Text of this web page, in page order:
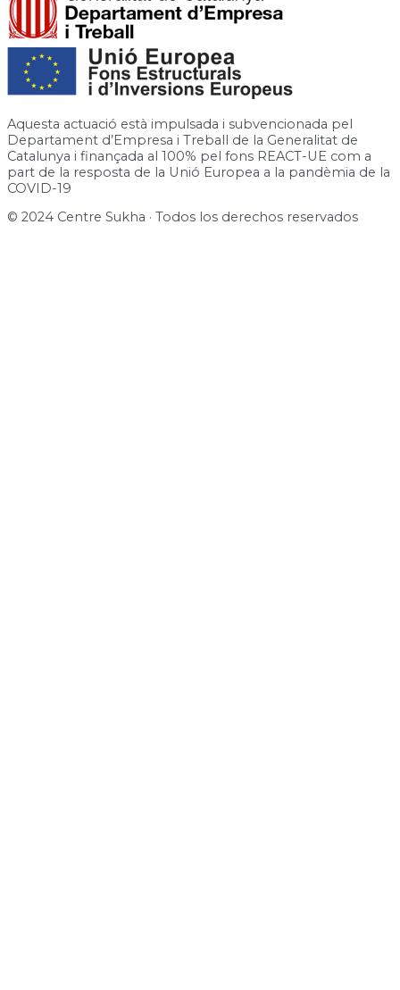
Aquesta actuació està impulsada i subvencionada pel
Departament d’Empresa i Treball de la Generalitat de
Catalunya i finançada al 100% pel fons REACT-UE com a
part de la resposta de la Unió Europea a la pandèmia de la
COVID-19
© 2024 Centre Sukha · Todos los derechos reservados